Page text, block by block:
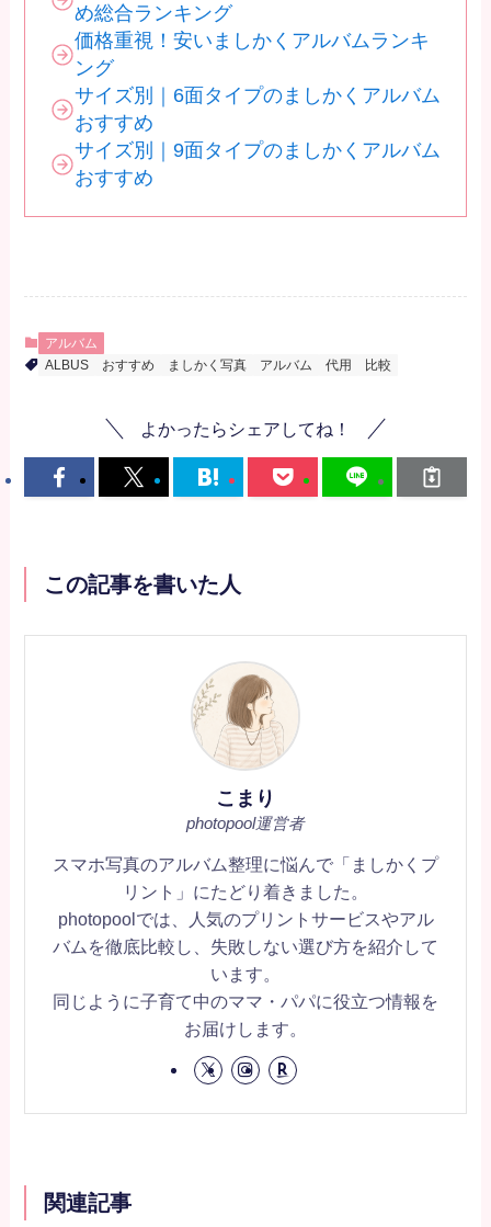
め総合ランキング
価格重視！安いましかくアルバムランキ
ング
サイズ別｜6面タイプのましかくアルバム
おすすめ
サイズ別｜9面タイプのましかくアルバム
おすすめ
アルバム
ALBUS
おすすめ ましかく写真 アルバム 代用 比較
よかったらシェアしてね！
この記事を書いた人
こまり
photopool運営者
スマホ写真のアルバム整理に悩んで「ましかくプ
リント」にたどり着きました。
photopoolでは、人気のプリントサービスやアル
バムを徹底比較し、失敗しない選び方を紹介して
います。
同じように子育て中のママ・パパに役立つ情報を
お届けします。
関連記事